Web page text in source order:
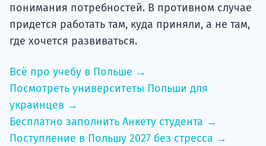
понимания потребностей. В противном случае
придется работать там, куда приняли, а не там,
где хочется развиваться.
Всё про учебу в Польше →
Посмотреть университеты Польши для
украинцев →
Бесплатно заполнить Анкету студента →
Поступление в Польшу 2027 без стресса →